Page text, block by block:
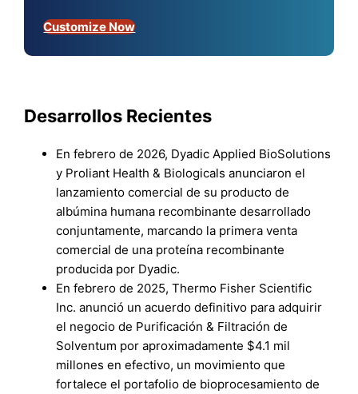
Customize Now
Desarrollos Recientes
En febrero de 2026, Dyadic Applied BioSolutions
y Proliant Health & Biologicals anunciaron el
lanzamiento comercial de su producto de
albúmina humana recombinante desarrollado
conjuntamente, marcando la primera venta
comercial de una proteína recombinante
producida por Dyadic.
En febrero de 2025, Thermo Fisher Scientific
Inc. anunció un acuerdo definitivo para adquirir
el negocio de Purificación & Filtración de
Solventum por aproximadamente $4.1 mil
millones en efectivo, un movimiento que
fortalece el portafolio de bioprocesamiento de